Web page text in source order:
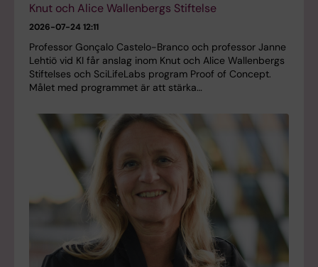
Knut och Alice Wallenbergs Stiftelse
2026-07-24 12:11
Professor Gonçalo Castelo-Branco och professor Janne
Lehtiö vid KI får anslag inom Knut och Alice Wallenbergs
Stiftelses och SciLifeLabs program Proof of Concept.
Målet med programmet är att stärka…